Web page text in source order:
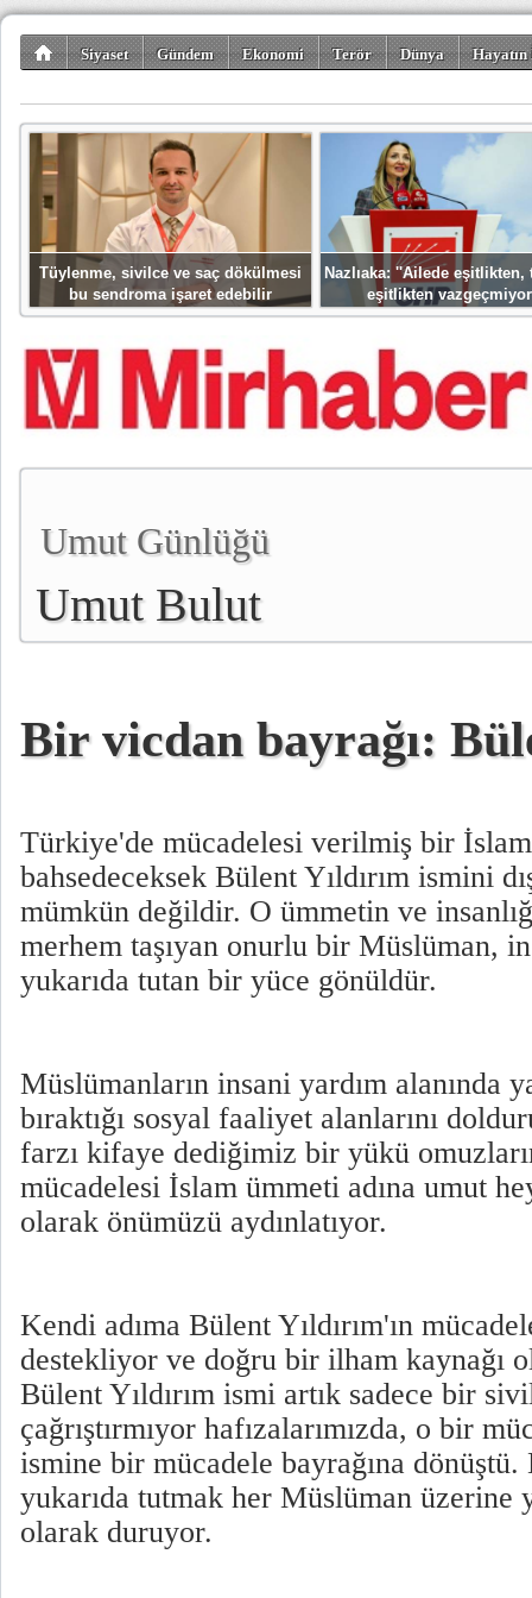
Siyaset Gündem Ekonomi Terör Dünya
Tüylenme, sivilce ve saç dökülmesi
bu sendroma işaret edebilir
Nazlıaka: ''Ailede eşitlikten,
eşitlikten
Umut Günlüğü
Umut Bulut
Bir vicdan bayrağı:
Türkiye'de mücadelesi verilmiş bir
bahsedeceksek Bülent Yıldırım ismini
mümkün değildir. O ümmetin ve
merhem taşıyan onurlu bir Müslüman,
yukarıda tutan bir yüce gönüldür.
Müslümanların insani yardım alanında
bıraktığı sosyal faaliyet alanlarını
farzı kifaye dediğimiz bir yükü
mücadelesi İslam ümmeti adına umut
olarak önümüzü aydınlatıyor.
Kendi adıma Bülent Yıldırım'ın
destekliyor ve doğru bir ilham kaynağı
Bülent Yıldırım ismi artık sadece bir
çağrıştırmıyor hafızalarımızda, o bir
ismine bir mücadele bayrağına
yukarıda tutmak her Müslüman üzerine
olarak duruyor.